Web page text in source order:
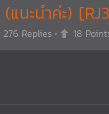
นะนำค่ะ)
276 Replies 18